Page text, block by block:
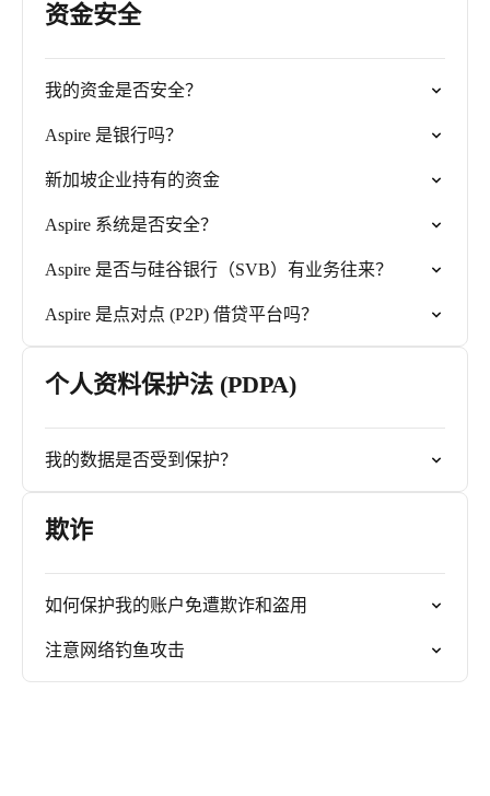
资金安全
我的资金是否安全？
Aspire 是银行吗？
新加坡企业持有的资金
Aspire 系统是否安全？
Aspire 是否与硅谷银行（SVB）有业务往来？
Aspire 是点对点 (P2P) 借贷平台吗？
个人资料保护法 (PDPA)
我的数据是否受到保护？
欺诈
如何保护我的账户免遭欺诈和盗用
注意网络钓鱼攻击